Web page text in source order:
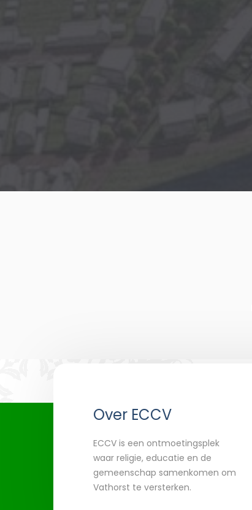
Over ECCV
ECCV is een ontmoetingsplek
waar religie, educatie en de
gemeenschap samenkomen om
Vathorst te versterken.